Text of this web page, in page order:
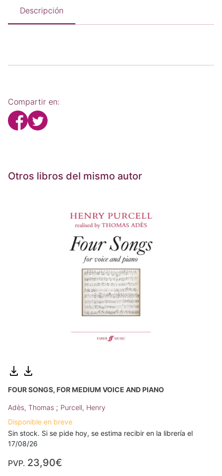
Descripción
Compartir en:
Otros libros del mismo autor
FOUR SONGS, FOR MEDIUM VOICE AND PIANO
Adès, Thomas ; Purcell, Henry
Disponible en breve
Sin stock. Si se pide hoy, se estima recibir en la librería el
17/08/26
PVP. 23,90€